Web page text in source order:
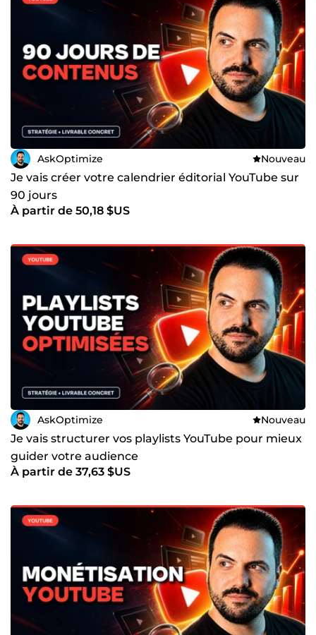
AskOptimize Nouveau
Je vais créer votre calendrier éditorial YouTube sur
90 jours
À partir de 50,18 $US
AskOptimize Nouveau
Je vais structurer vos playlists YouTube pour mieux
guider votre audience
À partir de 37,63 $US